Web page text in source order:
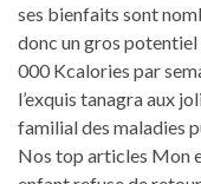
ses bienfaits sont
donc un gros potentiel
000 Kcalories par
l’exquis tanagra aux
familial des maladies
Nos top articles Mon